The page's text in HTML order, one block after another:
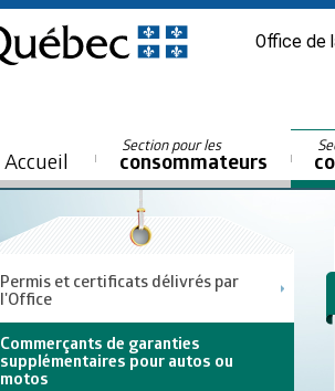
Office de
Accueil
Section pour les
consommateurs
Permis et certificats délivrés par
l'Office
Commerçants de garanties
supplémentaires pour autos ou
motos